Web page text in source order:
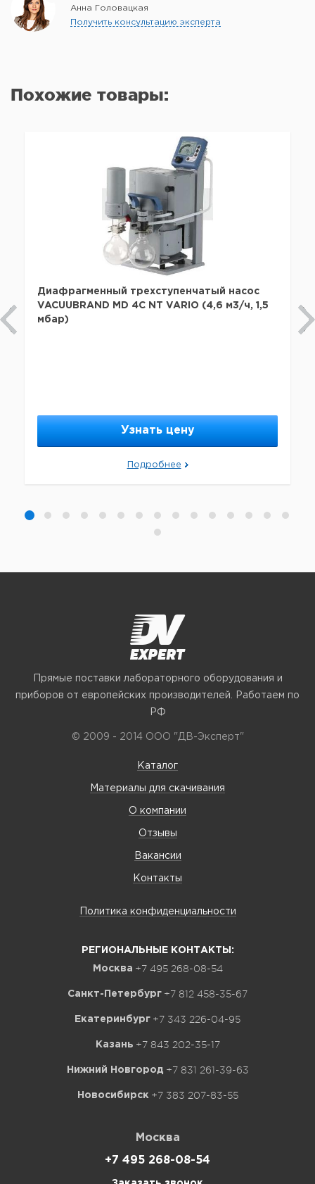
Анна Головацкая
Получить консультацию эксперта
Похожие товары:
Диафрагменный трехступенчатый насос
VACUUBRAND MD 4С NT VARIO (4,6 м3/ч, 1,5
мбар)
Узнать цену
Подробнее
Прямые поставки лабораторного оборудования и
приборов от европейских производителей. Работаем по
РФ
© 2009 - 2014 ООО "ДВ-Эксперт"
Каталог
Материалы для скачивания
О компании
Отзывы
Вакансии
Контакты
Политика конфиденциальности
РЕГИОНАЛЬНЫЕ КОНТАКТЫ:
Москва +7 495 268-08-54
Санкт-Петербург +7 812 458-35-67
Екатеринбург +7 343 226-04-95
Казань +7 843 202-35-17
Нижний Новгород +7 831 261-39-63
Новосибирск +7 383 207-83-55
Москва
+7 495 268-08-54